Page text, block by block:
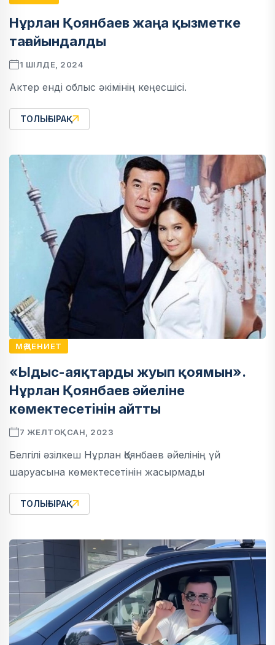
Нұрлан Қоянбаев жаңа қызметке
тағайындалды
1 ШІЛДЕ, 2024
Актер енді облыс әкімінің кеңесшісі.
ТОЛЫҒЫРАҚ
МӘДЕНИЕТ
«Ыдыс-аяқтарды жуып қоямын».
Нұрлан Қоянбаев әйеліне
көмектесетінін айтты
7 ЖЕЛТОҚСАН, 2023
Белгілі әзілкеш Нұрлан Қоянбаев әйелінің үй
шаруасына көмектесетінін жасырмады
ТОЛЫҒЫРАҚ